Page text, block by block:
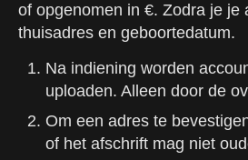
of opgenomen in €. Zodra je je
thuisadres en geboortedatum.
Na indiening worden
uploaden. Alleen door de
Om een adres te
of het afschrift mag niet